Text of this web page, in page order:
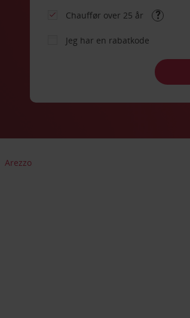
Chauffør over 25 år
Jeg har en rabatkode
Arezzo